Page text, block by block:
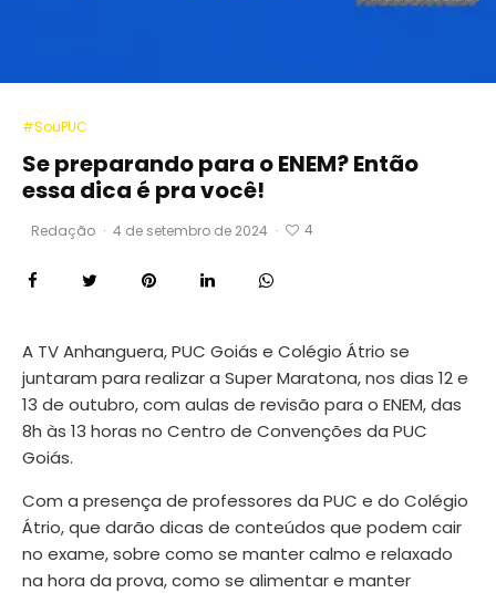
#SouPUC
Se preparando para o ENEM? Então
essa dica é pra você!
Redação · 4 de setembro de 2024 · 4
A TV Anhanguera, PUC Goiás e Colégio Átrio se
juntaram para realizar a Super Maratona, nos dias 12 e
13 de outubro, com aulas de revisão para o ENEM, das
8h às 13 horas no Centro de Convenções da PUC
Goiás.
Com a presença de professores da PUC e do Colégio
Átrio, que darão dicas de conteúdos que podem cair
no exame, sobre como se manter calmo e relaxado
na hora da prova, como se alimentar e manter